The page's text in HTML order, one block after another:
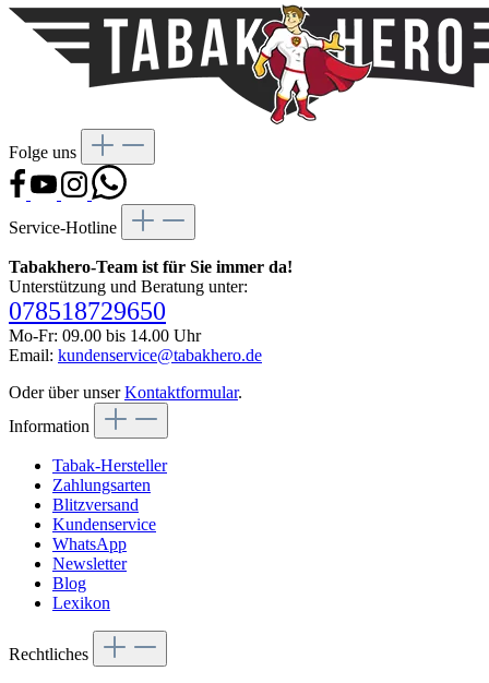
Folge uns
Service-Hotline
Tabakhero-Team ist für Sie immer da!
Unterstützung und Beratung unter:
078518729650
Mo-Fr: 09.00 bis 14.00 Uhr
Email: kundenservice@tabakhero.de
Oder über unserKontaktformular.
Information
Tabak-Hersteller
Zahlungsarten
Blitzversand
Kundenservice
WhatsApp
Newsletter
Blog
Lexikon
Rechtliches